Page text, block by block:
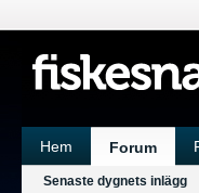
Hem Forum
Senaste dygnets inlägg